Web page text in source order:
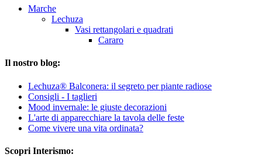
Marche
Lechuza
Vasi rettangolari e quadrati
Cararo
Il nostro blog:
Lechuza® Balconera: il segreto per piante radiose
Consigli - I taglieri
Mood invernale: le giuste decorazioni
L'arte di apparecchiare la tavola delle feste
Come vivere una vita ordinata?
Scopri Interismo: